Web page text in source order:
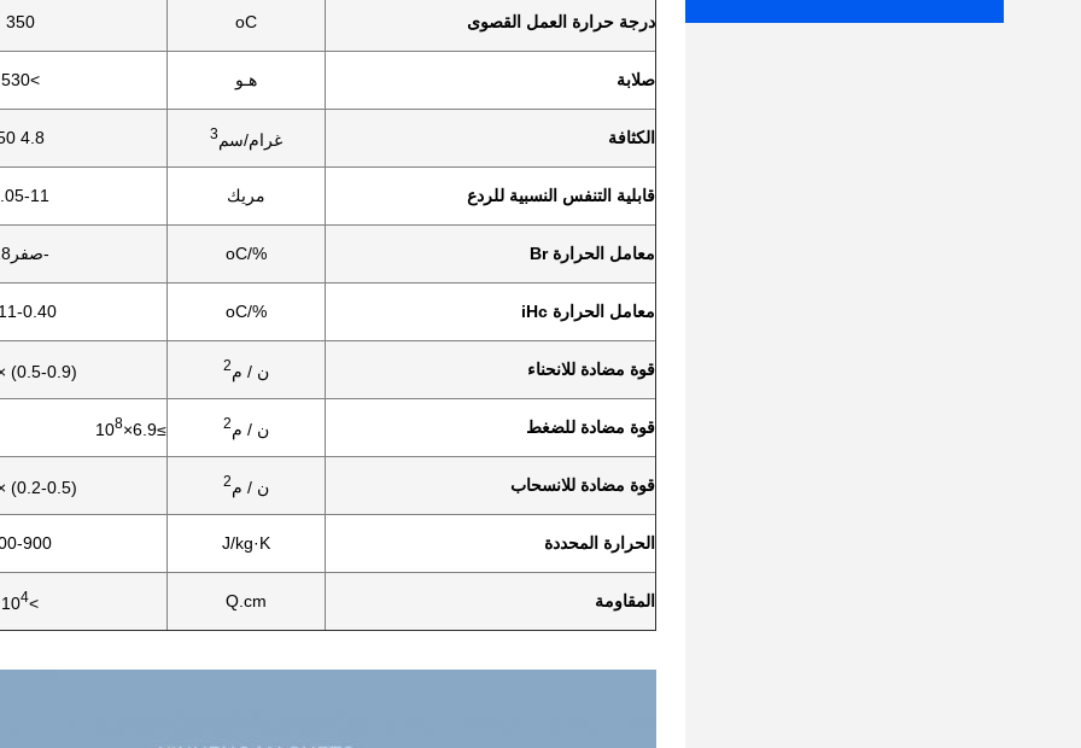
درجة حرارة العمل القصوى oC
350
صلابة هـو >530
الكثافة غرام/سم 3
4.8 50
قابلية التنفس النسبية للردع مريك 11
معامل الحرارة Br %/oC -صفر18
معامل الحرارة iHc %/oC
0.40
قوة مضادة للانحناء ن / م2
(0.5-0.9) × 10
قوة مضادة للضغط ن / م2
≥6.9×10
8
قوة مضادة للانسحاب ن / م2
(0.2-0.5) × 10
الحرارة المحددة J/kg·K
900
المقاومة Q.cm
>10
4